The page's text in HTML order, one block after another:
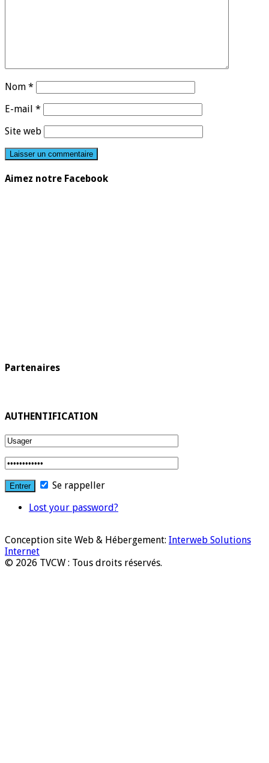
Nom *
E-mail *
Site web
Aimez notre Facebook
Partenaires
AUTHENTIFICATION
Se rappeller
Lost your password?
Conception site Web & Hébergement: Interweb Solutions
Internet
© 2026 TVCW : Tous droits réservés.